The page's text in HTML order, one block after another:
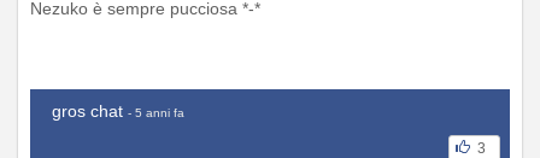
Nezuko è sempre pucciosa *-*
gros chat - 5 anni fa
3